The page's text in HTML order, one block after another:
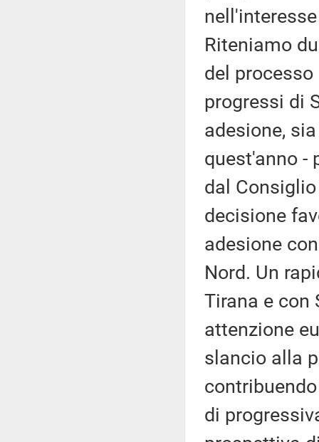
Riteniamo
del
progressi di
adesione,
quest'anno -
dal
decisione
adesione
Nord. Un
Tirana e con
attenzione
slancio alla
di